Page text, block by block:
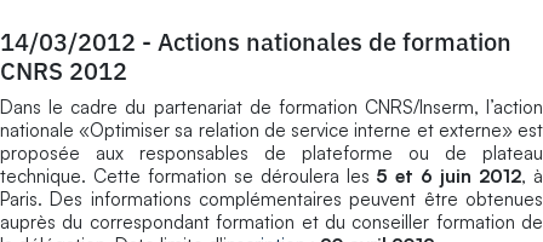
14/03/2012 - Actions nationales de formation
CNRS 2012
Dans le cadre du partenariat de formation CNRS/Inserm, l’action
nationale «Optimiser sa relation de service interne et externe» est
proposée aux responsables de plateforme ou de plateau
technique. Cette formation se déroulera les 5 et 6 juin 2012, à
Paris. Des informations complémentaires peuvent être obtenues
auprès du correspondant formation et du conseiller formation de